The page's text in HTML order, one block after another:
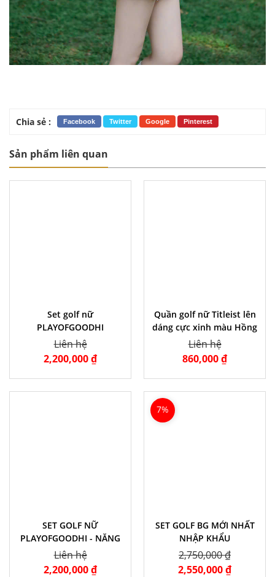
Chia sẻ : Facebook Twitter Google Pinterest
Sản phẩm liên quan
Set golf nữ
PLAYOFGOODHI
Liên hệ
2,200,000 ₫
Quần golf nữ Titleist lên
dáng cực xinh màu Hồng
Liên hệ
860,000 ₫
SET GOLF NỮ
PLAYOFGOODHI - NĂNG
ĐỘNG & THANH LỊC
Liên hệ
2,200,000 ₫
7%
SET GOLF BG MỚI NHẤT
NHẬP KHẨU
2,750,000 ₫
2,550,000 ₫